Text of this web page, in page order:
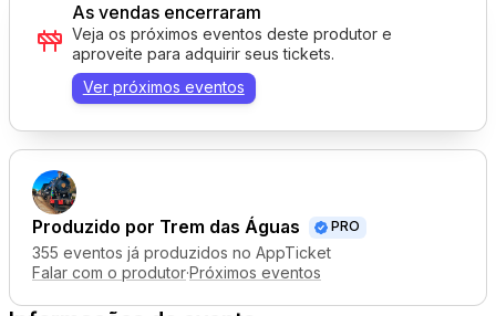
Produzido por Trem das Águas PRO
355 eventos já produzidos no AppTicket
Falar com o produtor·Próximos eventos
As vendas encerraram
Veja os próximos eventos deste produtor e
aproveite para adquirir seus tickets.
Ver próximos eventos